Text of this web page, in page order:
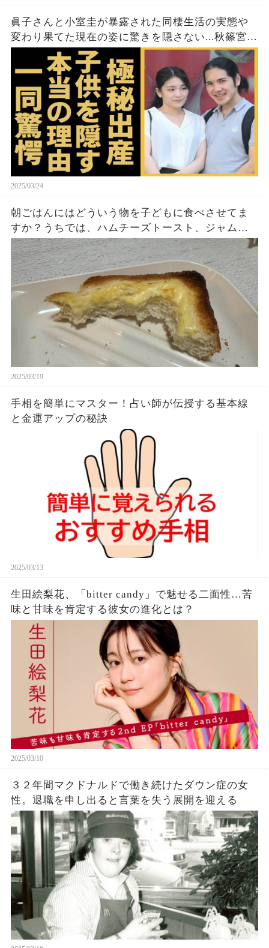
眞子さんと小室圭が暴露された同棲生活の実態や
変わり果てた現在の姿に驚きを隠さない...秋篠宮家
の長女がアメリカで極秘出産の真相や暴露された
ヤバいO癖に言葉を失う...
2025/03/24
朝ごはんにはどういう物を子どもに食べさせてま
すか？うちでは、ハムチーズトースト、ジャムト
ースト、ピーナッツバタートーストをよく作りま
す。やっぱこんなんダメよね…
2025/03/19
手相を簡単にマスター！占い師が伝授する基本線
と金運アップの秘訣
2025/03/13
生田絵梨花、「bitter candy」で魅せる二面性…苦
味と甘味を肯定する彼女の進化とは？
2025/03/10
３２年間マクドナルドで働き続けたダウン症の女
性。退職を申し出ると言葉を失う展開を迎える